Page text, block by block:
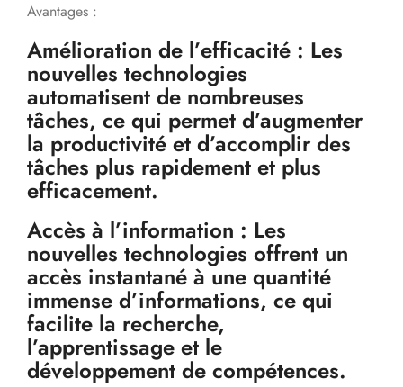
Avantages :
Amélioration de l’efficacité : Les
nouvelles technologies
automatisent de nombreuses
tâches, ce qui permet d’augmenter
la productivité et d’accomplir des
tâches plus rapidement et plus
efficacement.
Accès à l’information : Les
nouvelles technologies offrent un
accès instantané à une quantité
immense d’informations, ce qui
facilite la recherche,
l’apprentissage et le
développement de compétences.